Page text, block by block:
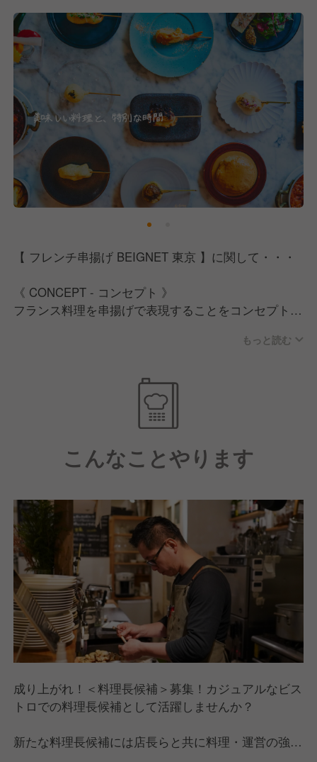
本気で理想と掲げています。
そして当たり前のことですが、店舗運営に関してはお
客様と向き合い、
料理に対してもしっかりと「美味しい」ということに
正面から向き合う。
そういう直球真面目な会社でありたいと思っていま
す。
皆さん本気で「美味しい」を追求できていますか？
私たちと一緒に皆さんの「美味しい」を実現しません
か？
【 フレンチ串揚げ BEIGNET 東京 】に関して・・・
《 CONCEPT - コンセプト 》
フランス料理を串揚げで表現することをコンセプトに
「フレンチを右手に、ワインを左手に。」
フレンチをもっと身近に、もっと気軽に楽しんで頂け
日本一、いや！世界一賑やかなフレンチレストランを
目指します。
大阪・梅田より2021年7月に東京初出店。
東京駅の新名所であるTOKYO TORCH・常盤橋タワー
にオープン。
《 RENEWAL - リニューアル 》
ミシュラン2つ星の名店出身のシェフを新たに料理長
として迎え、
『2つ星フレンチを【 5000円 】で！？神コスパ・和
フレンチが大手町・東京駅に』
というキャッチコピーを掲げ、2025年7月リニューア
ルを行いました。
ミシュラン常連レストラン出身のシェフが手掛けるカ
ジュアルフレンチ。
世界最高峰のフレンチレストランの技術を注ぎ込み、
日本の「串揚げ」から世界の「Japanese
もっと読む
こんなことやります
成り上がれ！＜料理長候補＞募集！カジュアルなビス
トロでの料理長候補として活躍しませんか？
新たな料理長候補には店長らと共に料理・運営の強化